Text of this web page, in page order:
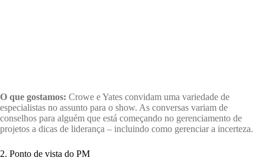
O que gostamos: Crowe e Yates convidam uma variedade de
especialistas no assunto para o show. As conversas variam de
conselhos para alguém que está começando no gerenciamento de
projetos a dicas de liderança – incluindo como gerenciar a incerteza.
2. Ponto de vista do PM